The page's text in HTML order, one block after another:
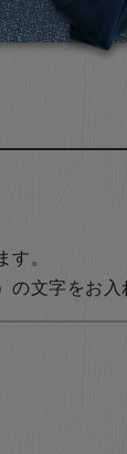
す。
文字をお入